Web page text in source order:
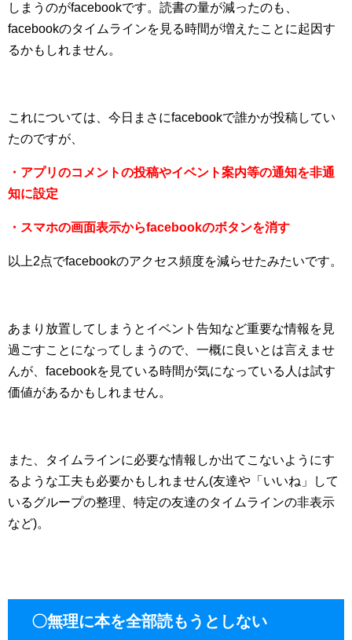
しまうのがfacebookです。読書の量が減ったのも、
facebookのタイムラインを見る時間が増えたことに起因す
るかもしれません。
これについては、今日まさにfacebookで誰かが投稿してい
たのですが、
・アプリのコメントの投稿やイベント案内等の通知を非通
知に設定
・スマホの画面表示からfacebookのボタンを消す
以上2点でfacebookのアクセス頻度を減らせたみたいです。
あまり放置してしまうとイベント告知など重要な情報を見
過ごすことになってしまうので、一概に良いとは言えませ
んが、facebookを見ている時間が気になっている人は試す
価値があるかもしれません。
また、タイムラインに必要な情報しか出てこないようにす
るような工夫も必要かもしれません(友達や「いいね」して
いるグループの整理、特定の友達のタイムラインの非表示
など)。
〇無理に本を全部読もうとしない